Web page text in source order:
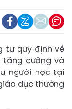
tư quy định về
cường và
người học tại
dục thường